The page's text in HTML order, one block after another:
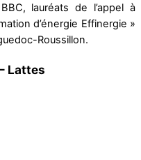
lauréats de l’appel à
d’énergie Effinergie »
Roussillon.
Lattes